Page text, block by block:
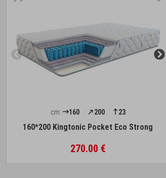
cm: 160 200 23
160*200 Kingtonic Pocket Eco Strong
270.00 €